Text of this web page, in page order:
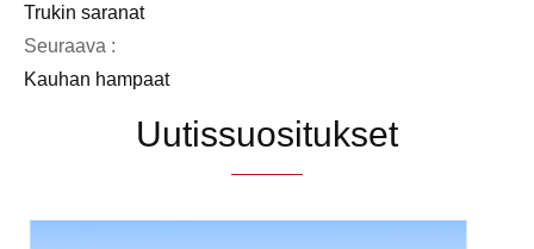
Trukin saranat
Seuraava :
Kauhan hampaat
Uutissuositukset